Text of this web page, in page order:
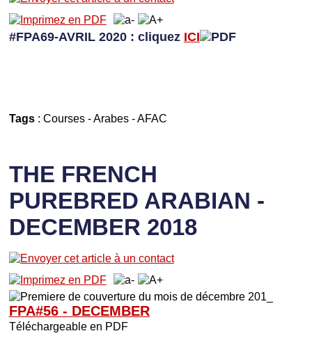
#FPA69-AVRIL 2020 : cliquez ICI
Tags: Courses-Arabes-AFAC
THE FRENCH
PUREBRED ARABIAN -
DECEMBER 2018
FPA#56 - DECEMBER
Téléchargeable en PDF